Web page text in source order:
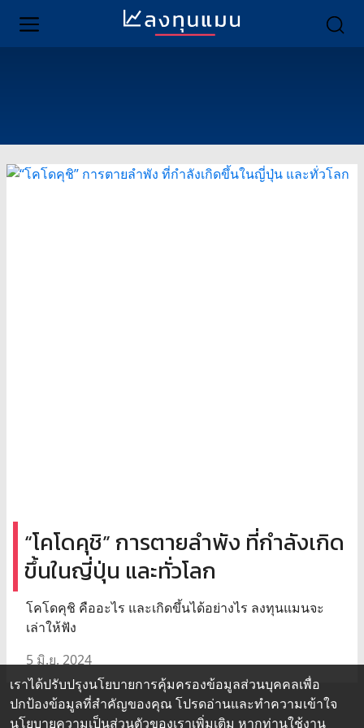
“โคโดคุชิ” การตายลำพัง ที่กำลังเกิด
ขึ้นในญี่ปุ่น และทั่วโลก
โคโดคุชิ คืออะไร และเกิดขึ้นได้อย่างไร ลงทุนแมนจะ
เล่าให้ฟัง
5 มิ.ย. 2024
เราได้ปรับปรุงนโยบายการคุ้มครองข้อมูลส่วนบุคคลเพื่อ
ปกป้องข้อมูลที่สำคัญของคุณ โปรดอ่านและทำความเข้าใจ
นโยบายความเป็นส่วนตัวของเราเพิ่มเติม หากท่านใช้งาน